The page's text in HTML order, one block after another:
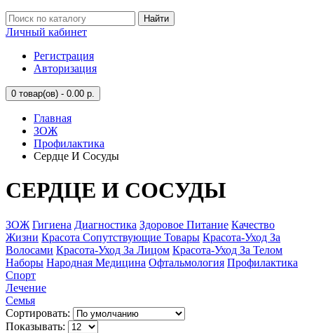
Найти
Личный кабинет
Регистрация
Авторизация
0 товар(ов) - 0.00 р.
Главная
ЗОЖ
Профилактика
Сердце И Сосуды
СЕРДЦЕ И СОСУДЫ
ЗОЖ Гигиена Диагностика Здоровое Питание Качество
Жизни Красота Сопутствующие Товары Красота-Уход За
Волосами Красота-Уход За Лицом Красота-Уход За Телом
Наборы Народная Медицина Офтальмология Профилактика
Спорт
Лечение
Семья
Сортировать:
Показывать: